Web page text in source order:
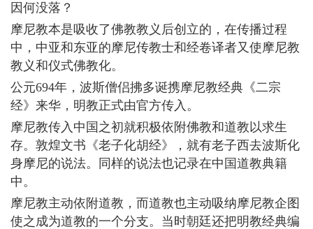
因何没落？
摩尼教本是吸收了佛教教义后创立的，在传播过程
中，中亚和东亚的摩尼传教士和经卷译者又使摩尼教
教义和仪式佛教化。
公元694年，波斯僧侣拂多诞携摩尼教经典《二宗
经》来华，明教正式由官方传入。
摩尼教传入中国之初就积极依附佛教和道教以求生
存。敦煌文书《老子化胡经》，就有老子西去波斯化
身摩尼的说法。同样的说法也记录在中国道教典籍
中。
摩尼教主动依附道教，而道教也主动吸纳摩尼教企图
使之成为道教的一个分支。当时朝廷还把明教经典编